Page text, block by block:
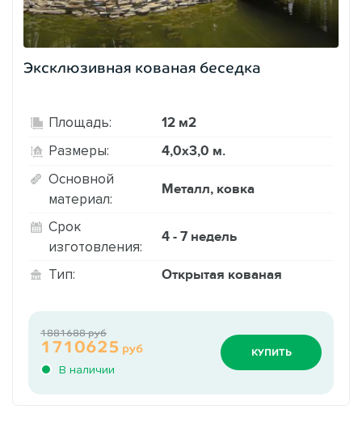
Эксклюзивная кованая беседка
Площадь: 12 м2
Размеры: 4,0х3,0 м.
Основной
материал:
Металл, ковка
Срок
изготовления:
4 - 7 недель
Тип: Открытая кованая
В наличии
1710625 руб
1881688 руб
КУПИТЬ